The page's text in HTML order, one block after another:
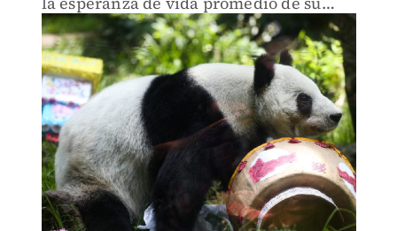
especie.